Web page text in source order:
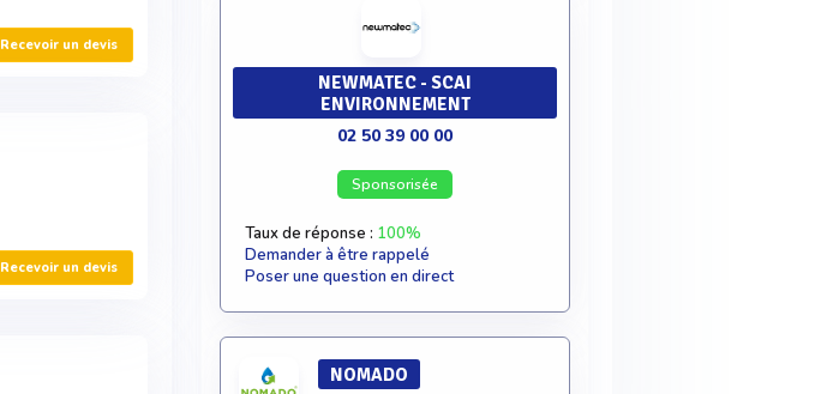
Recevoir un devis
Recevoir un devis
NEWMATEC - SCAI
ENVIRONNEMENT
02 50 39 00 00
Sponsorisée
Taux de réponse : 100%
Demander à être rappelé
Poser une question en direct
NOMADO